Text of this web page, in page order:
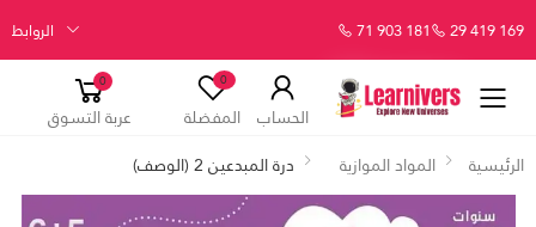
29 419 169
71 903 181 الروابط
الحساب
0
المفضلة
0
عربة التسوق
الرئيسية
المواد الموازية درة المبدعين 2 (الوصف)